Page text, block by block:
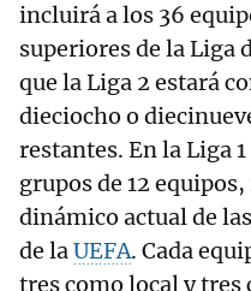
incluirá a los 36
superiores de la Liga
que la Liga 2 estará
dieciocho o
restantes. En la Liga
grupos de 12
dinámico actual de
de laUEFA. Cada
tres como local y